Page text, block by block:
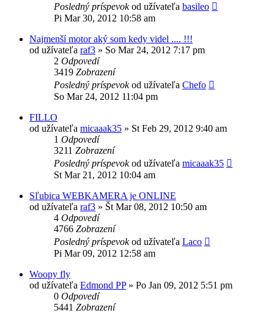
Posledný príspevokod užívateľa basileo
Pi Mar 30, 2012 10:58 am
Najmenší motor aký som kedy videl .... !!!
od užívateľa raf3 » So Mar 24, 2012 7:17 pm
2 Odpovedí
3419 Zobrazení
Posledný príspevokod užívateľa Chefo
So Mar 24, 2012 11:04 pm
FILLO
od užívateľa micaaak35 » St Feb 29, 2012 9:40 am
1 Odpovedí
3211 Zobrazení
Posledný príspevokod užívateľa micaaak35
St Mar 21, 2012 10:04 am
Sľubica WEBKAMERA je ONLINE
od užívateľa raf3 » Št Mar 08, 2012 10:50 am
4 Odpovedí
4766 Zobrazení
Posledný príspevokod užívateľa Laco
Pi Mar 09, 2012 12:58 am
Woopy fly
od užívateľa Edmond PP» Po Jan 09, 2012 5:51 pm
0 Odpovedí
5441 Zobrazení